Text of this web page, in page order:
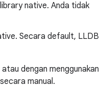
native. Anda tidak
Secara default, LLDB
dengan menggunakan
manual.